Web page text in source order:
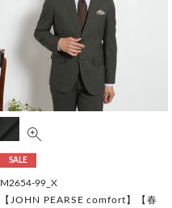
SALE
M2654-99_X
【JOHN PEARSE comfort】【春